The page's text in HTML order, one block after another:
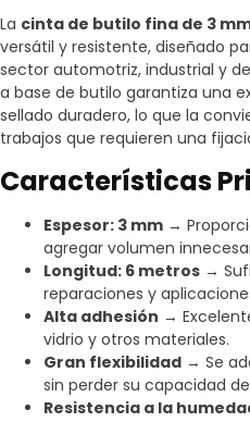
La cinta de butilo fina de 3
versátil y resistente, diseñado
sector automotriz, industrial y
a base de butilo garantiza una
sellado duradero, lo que la
trabajos que requieren una
Características
Espesor: 3 mm →
agregar volumen
Longitud: 6 metros →
reparaciones y
Alta adhesión →
vidrio y otros materiales.
Gran flexibilidad → Se
sin perder su capacidad
Resistencia a la